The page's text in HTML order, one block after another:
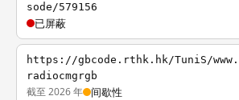
sode/579156
已屏蔽
https://gbcode.rthk.hk/TuniS/
radiocmgrgb
截至 2026 年 间歇性